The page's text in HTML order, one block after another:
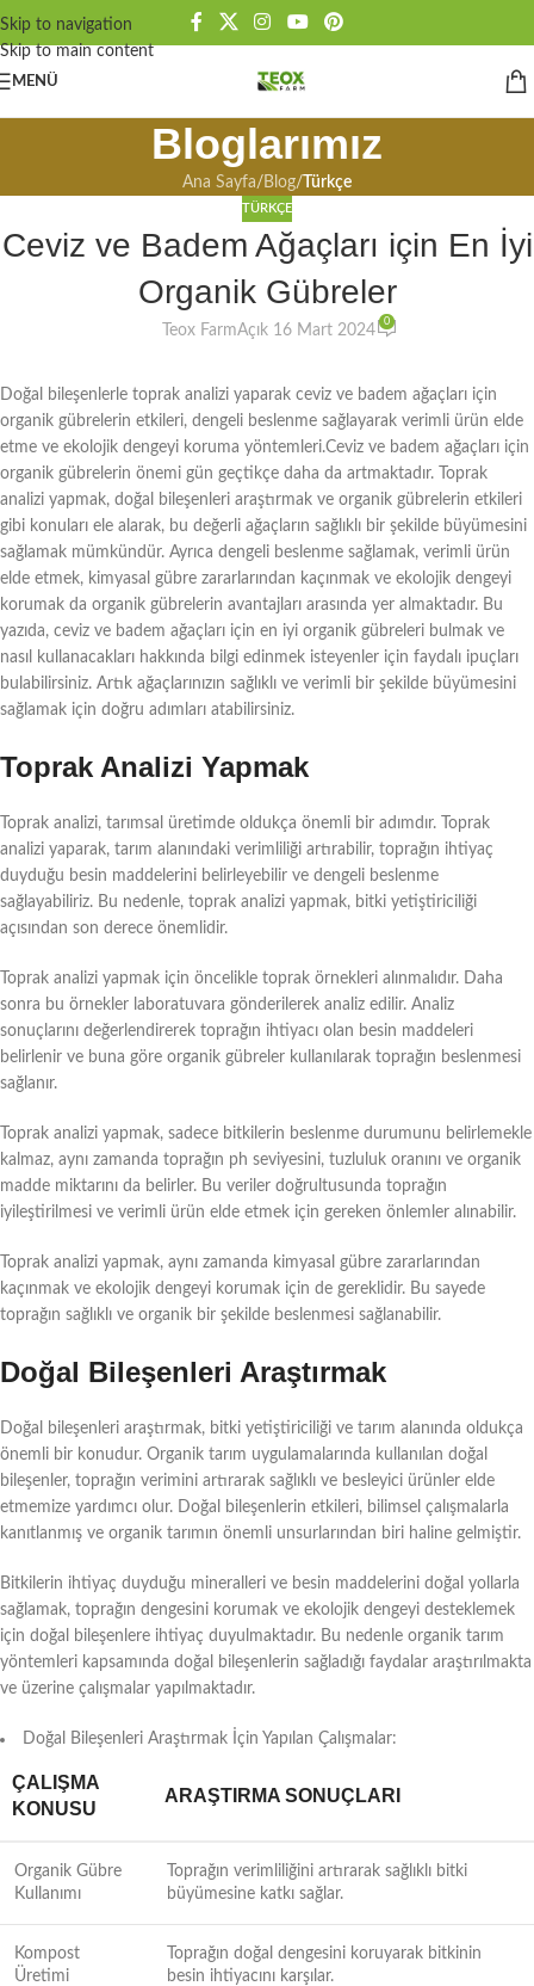
Skip to navigation
Skip to main content
MENÜ
Bloglarımız
Ana Sayfa/ Blog/ Türkçe
TÜRKÇE
Ceviz ve Badem Ağaçları için En İyi
Organik Gübreler
Teox FarmAçık 16 Mart 2024
0
Doğal bileşenlerle toprak analizi yaparak ceviz ve badem ağaçları için
organik gübrelerin etkileri, dengeli beslenme sağlayarak verimli ürün elde
etme ve ekolojik dengeyi koruma yöntemleri.Ceviz ve badem ağaçları için
organik gübrelerin önemi gün geçtikçe daha da artmaktadır. Toprak
analizi yapmak, doğal bileşenleri araştırmak ve organik gübrelerin etkileri
gibi konuları ele alarak, bu değerli ağaçların sağlıklı bir şekilde büyümesini
sağlamak mümkündür. Ayrıca dengeli beslenme sağlamak, verimli ürün
elde etmek, kimyasal gübre zararlarından kaçınmak ve ekolojik dengeyi
korumak da organik gübrelerin avantajları arasında yer almaktadır. Bu
yazıda, ceviz ve badem ağaçları için en iyi organik gübreleri bulmak ve
nasıl kullanacakları hakkında bilgi edinmek isteyenler için faydalı ipuçları
bulabilirsiniz. Artık ağaçlarınızın sağlıklı ve verimli bir şekilde büyümesini
sağlamak için doğru adımları atabilirsiniz.
Toprak Analizi Yapmak
Toprak analizi, tarımsal üretimde oldukça önemli bir adımdır. Toprak
analizi yaparak, tarım alanındaki verimliliği artırabilir, toprağın ihtiyaç
duyduğu besin maddelerini belirleyebilir ve dengeli beslenme
sağlayabiliriz. Bu nedenle, toprak analizi yapmak, bitki yetiştiriciliği
açısından son derece önemlidir.
Toprak analizi yapmak için öncelikle toprak örnekleri alınmalıdır. Daha
sonra bu örnekler laboratuvara gönderilerek analiz edilir. Analiz
sonuçlarını değerlendirerek toprağın ihtiyacı olan besin maddeleri
belirlenir ve buna göre organik gübreler kullanılarak toprağın beslenmesi
sağlanır.
Toprak analizi yapmak, sadece bitkilerin beslenme durumunu belirlemekle
kalmaz, aynı zamanda toprağın ph seviyesini, tuzluluk oranını ve organik
madde miktarını da belirler. Bu veriler doğrultusunda toprağın
iyileştirilmesi ve verimli ürün elde etmek için gereken önlemler alınabilir.
Toprak analizi yapmak, aynı zamanda kimyasal gübre zararlarından
kaçınmak ve ekolojik dengeyi korumak için de gereklidir. Bu sayede
toprağın sağlıklı ve organik bir şekilde beslenmesi sağlanabilir.
Doğal Bileşenleri Araştırmak
Doğal bileşenleri araştırmak, bitki yetiştiriciliği ve tarım alanında oldukça
önemli bir konudur. Organik tarım uygulamalarında kullanılan doğal
bileşenler, toprağın verimini artırarak sağlıklı ve besleyici ürünler elde
etmemize yardımcı olur. Doğal bileşenlerin etkileri, bilimsel çalışmalarla
kanıtlanmış ve organik tarımın önemli unsurlarından biri haline gelmiştir.
Bitkilerin ihtiyaç duyduğu mineralleri ve besin maddelerini doğal yollarla
sağlamak, toprağın dengesini korumak ve ekolojik dengeyi desteklemek
için doğal bileşenlere ihtiyaç duyulmaktadır. Bu nedenle organik tarım
yöntemleri kapsamında doğal bileşenlerin sağladığı faydalar araştırılmakta
ve üzerine çalışmalar yapılmaktadır.
Doğal Bileşenleri Araştırmak İçin Yapılan Çalışmalar:
ÇALIŞMA
KONUSU
ARAŞTIRMA SONUÇLARI
Organik Gübre
Kullanımı
Toprağın verimliliğini artırarak sağlıklı bitki
büyümesine katkı sağlar.
Kompost
Üretimi
Toprağın doğal dengesini koruyarak bitkinin
besin ihtiyacını karşılar.